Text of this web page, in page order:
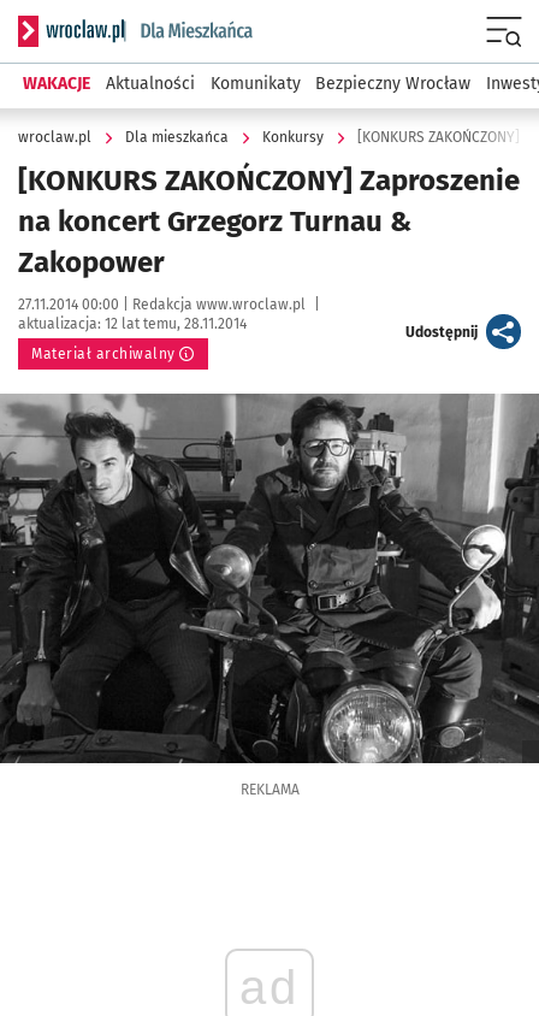
Serwis informacyjny wroclaw.pl podserwis: Dla mieszkańca
WAKACJE Aktualności Komunikaty Bezpieczny Wrocław
wroclaw.pl Dla mieszkańca Konkursy [KONKURS
[KONKURS ZAKOŃCZONY] Zaproszenie
na koncert Grzegorz Turnau &
Zakopower
Data publikacji:
27.11.2014 00:00 | Autor:
Redakcja www.wroclaw.pl
aktualizacja: 12 lat temu, 28.11.2014
Materiał archiwalny
Udostępnijartykuł
Kliknij, aby powiększyć
REKLAMA
ad